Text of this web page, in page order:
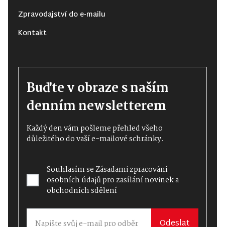
Zpravodajství do e-mailu
Kontakt
Buďte v obraze s naším
denním newsletterem
Každý den vám pošleme přehled všeho
důležitého do vaší e-mailové schránky.
Souhlasím seZásadami zpracování
osobních údajůpro zasílání novinek a
obchodních sdělení
Odeslat